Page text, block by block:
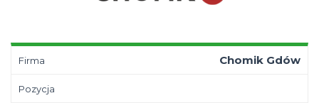
Firma Chomik Gdów
Pozycja